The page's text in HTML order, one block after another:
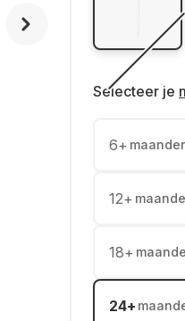
Selecteer je
6+
12+
18+
24+